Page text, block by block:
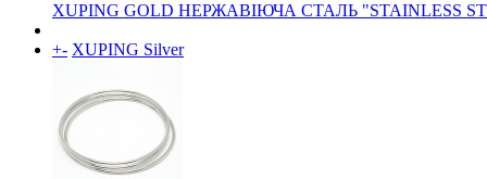
XUPING GOLD НЕРЖАВІЮЧА СТАЛЬ "STAINLESS
+- XUPING Silver